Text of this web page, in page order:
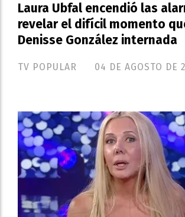
Laura Ubfal encendió las
revelar el difícil momento
Denisse González internada
TV POPULAR 04 DE AGOSTO DE